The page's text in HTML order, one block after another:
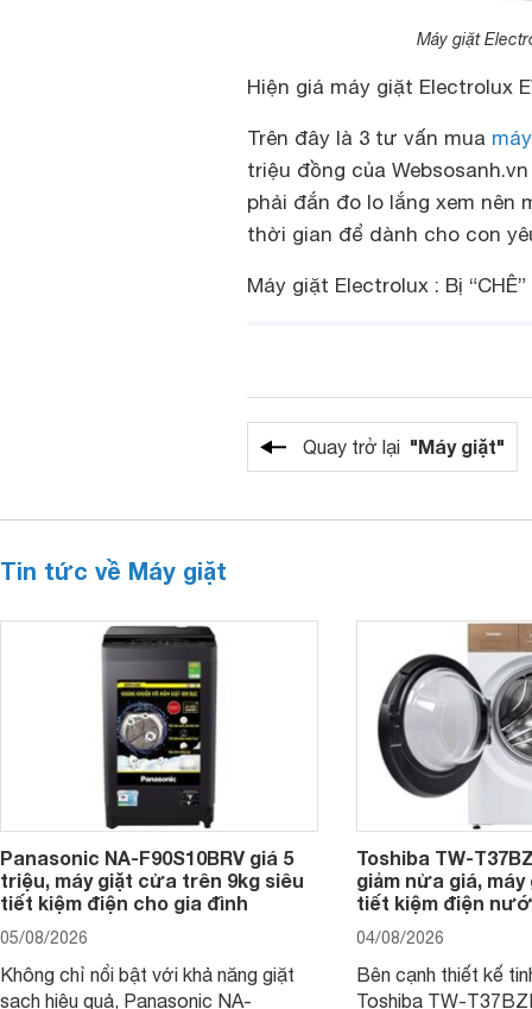
Máy giặt
Hiện giá máy giặt Electrolux
Trên đây là 3 tư vấn mua
triệu đồng của
phải đắn đo lo lắng xem nên
thời gian để dành cho con
Máy giặt Electrolux : Bị
Quay trở lại "Máy giặt"
Tin tức về Máy giặt
Panasonic NA-F90S10BRV giá 5
triệu, máy giặt cửa trên 9kg siêu
tiết kiệm điện cho gia đình
05/08/2026
Không chỉ nổi bật với khả năng giặt
sạch hiệu quả, Panasonic NA-
Toshiba TW-
giảm nửa giá,
tiết kiệm điện
04/08/2026
Bên cạnh thiết kế
Toshiba TW-